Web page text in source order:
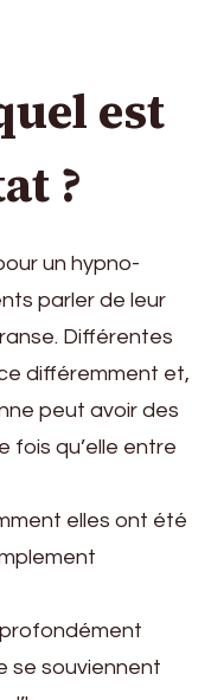
est
?
un hypno-
parler de leur
Différentes
différemment et,
peut avoir des
fois qu’elle entre
elles ont été
profondément
se souviennent